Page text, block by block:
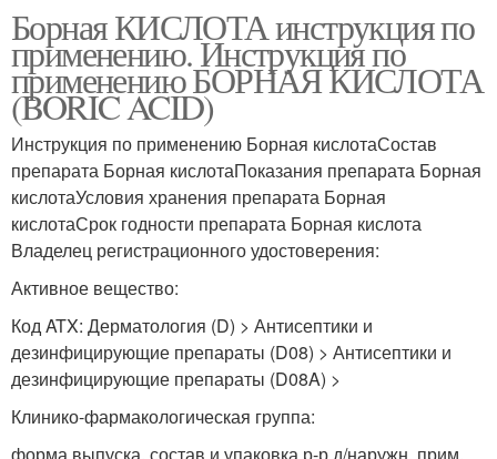
Борная КИСЛОТА инструкция по
применению. Инструкция по
применению БОРНАЯ КИСЛОТА
(BORIC ACID)
Инструкция по применению Борная кислотаСостав
препарата Борная кислотаПоказания препарата Борная
кислотаУсловия хранения препарата Борная
кислотаСрок годности препарата Борная кислота
Владелец регистрационного удостоверения:
Активное вещество:
Код ATX: Дерматология (D) > Антисептики и
дезинфицирующие препараты (D08) > Антисептики и
дезинфицирующие препараты (D08A) >
Клинико-фармакологическая группа: